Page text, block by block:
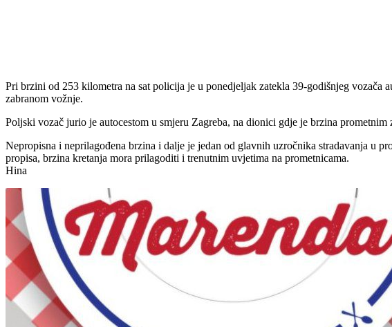
Pri brzini od 253 kilometra na sat policija je u ponedjeljak zatekla 39-godišnjeg
zabranom vožnje.
Poljski vozač jurio je autocestom u smjeru Zagreba, na dionici gdje je brzina
Nepropisna i neprilagođena brzina i dalje je jedan od glavnih uzročnika stradavanja u
propisa, brzina kretanja mora prilagoditi i trenutnim uvjetima na prometnicama.
Hina